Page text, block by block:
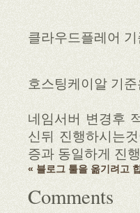
클라우드플레어
호스팅케이알 기
네임서버 변경후
신뒤 진행하시는
증과 동일하게 진
« 블로그 툴을 옮기려고
Comments